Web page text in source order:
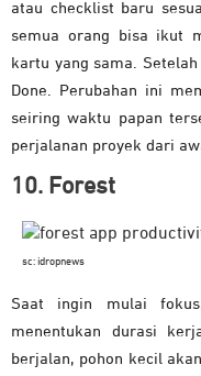
atau checklist baru
semua orang bisa ikut
kartu yang sama.
Done. Perubahan ini
seiring waktu papan
perjalanan proyek dari
10. Forest
sc: idropnews
Saat ingin mulai
menentukan durasi
berjalan, pohon kecil